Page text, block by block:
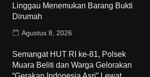
Linggau Menemukan Barang Bukti
Dirumah
Agustus 8, 2026
Semangat HUT RI ke-81, Polsek
Muara Beliti dan Warga Gelorakan